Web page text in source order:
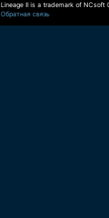
Lineage II is a trademark of NCsoft
Обратная связь